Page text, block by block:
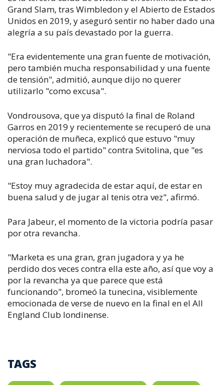
Grand Slam, tras Wimbledon y el Abierto de Estados
Unidos en 2019, y aseguró sentir no haber dado una
alegría a su país devastado por la guerra.
"Era evidentemente una gran fuente de motivación,
pero también mucha responsabilidad y una fuente
de tensión", admitió, aunque dijo no querer
utilizarlo "como excusa".
Vondrousova, que ya disputó la final de Roland
Garros en 2019 y recientemente se recuperó de una
operación de muñeca, explicó que estuvo "muy
nerviosa todo el partido" contra Svitolina, que "es
una gran luchadora".
"Estoy muy agradecida de estar aquí, de estar en
buena salud y de jugar al tenis otra vez", afirmó.
Para Jabeur, el momento de la victoria podría pasar
por otra revancha.
"Marketa es una gran, gran jugadora y ya he
perdido dos veces contra ella este año, así que voy a
por la revancha ya que parece que está
funcionando", bromeó la tunecina, visiblemente
emocionada de verse de nuevo en la final en el All
England Club londinense.
TAGS